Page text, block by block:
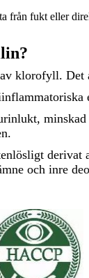
från fukt eller
klorofyll. Det
derivat
och inre